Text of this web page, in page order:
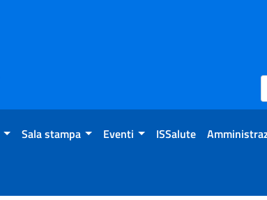
Sala stampa Eventi ISSalute